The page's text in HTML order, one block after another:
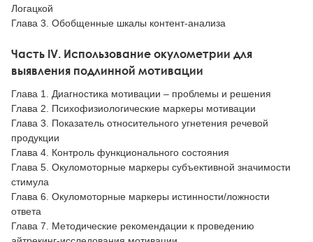
Логацкой
Глава 3. Обобщенные шкалы контент-анализа
Часть IV. Использование окулометрии для
выявления подлинной мотивации
Глава 1. Диагностика мотивации – проблемы и решения
Глава 2. Психофизиологические маркеры мотивации
Глава 3. Показатель относительного угнетения речевой
продукции
Глава 4. Контроль функционального состояния
Глава 5. Окуломоторные маркеры субъективной значимости
стимула
Глава 6. Окуломоторные маркеры истинности/ложности
ответа
Глава 7. Методические рекомендации к проведению